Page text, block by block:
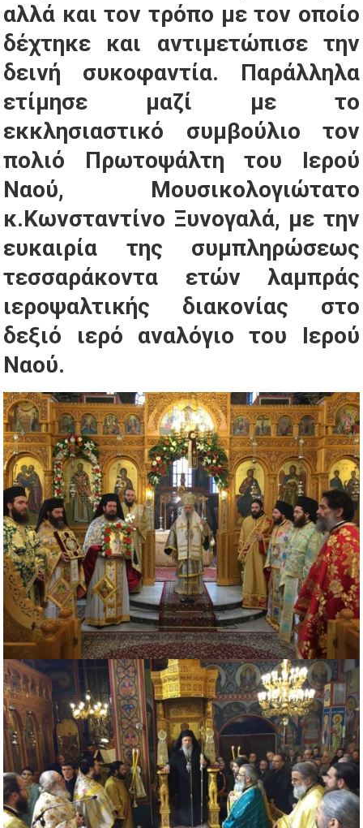
αλλά και τον τρόπο με τον οποίο
δέχτηκε και αντιμετώπισε την
δεινή συκοφαντία. Παράλληλα
ετίμησε μαζί με το
εκκλησιαστικό συμβούλιο τον
πολιό Πρωτοψάλτη του Ιερού
Ναού, Μουσικολογιώτατο
κ.Κωνσταντίνο Ξυνογαλά, με την
ευκαιρία της συμπληρώσεως
τεσσαράκοντα ετών λαμπράς
ιεροψαλτικής διακονίας στο
δεξιό ιερό αναλόγιο του Ιερού
Ναού.